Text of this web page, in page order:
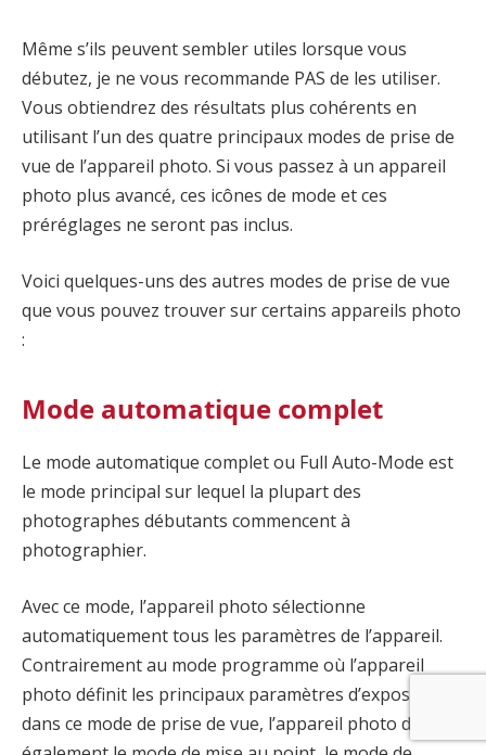
Même s’ils peuvent sembler utiles lorsque vous
débutez, je ne vous recommande PAS de les utiliser.
Vous obtiendrez des résultats plus cohérents en
utilisant l’un des quatre principaux modes de prise de
vue de l’appareil photo. Si vous passez à un appareil
photo plus avancé, ces icônes de mode et ces
préréglages ne seront pas inclus.
Voici quelques-uns des autres modes de prise de vue
que vous pouvez trouver sur certains appareils photo
:
Mode automatique complet
Le mode automatique complet ou Full Auto-Mode est
le mode principal sur lequel la plupart des
photographes débutants commencent à
photographier.
Avec ce mode, l’appareil photo sélectionne
automatiquement tous les paramètres de l’appareil.
Contrairement au mode programme où l’appareil
photo définit les principaux paramètres d’exposition,
dans ce mode de prise de vue, l’appareil photo définit